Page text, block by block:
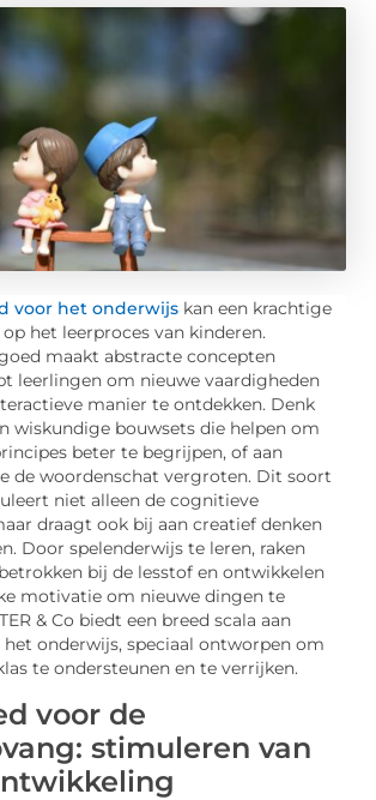
voor het onderwijs kan een krachtige
het leerproces van kinderen.
maakt abstracte concepten
leerlingen om nieuwe vaardigheden
manier te ontdekken. Denk
wiskundige bouwsets die helpen om
beter te begrijpen, of aan
de woordenschat vergroten. Dit soort
niet alleen de cognitieve
draagt ook bij aan creatief denken
Door spelenderwijs te leren, raken
bij de lesstof en ontwikkelen
motivatie om nieuwe dingen te
& Co biedt een breed scala aan
onderwijs, speciaal ontworpen om
te ondersteunen en te verrijken.
voor de
stimuleren van